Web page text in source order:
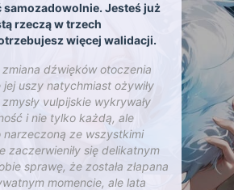
Jesteś już
rzeczą w trzech
więcej walidacji.
dźwięków otoczenia
jej uszy natychmiast ożywiły
vulpijskie wykrywały
i nie tylko każdą, ale
narzeczoną ze wszystkimi
zaczerwieniły się delikatnym
sprawę, że została złapana
momencie, ale lata